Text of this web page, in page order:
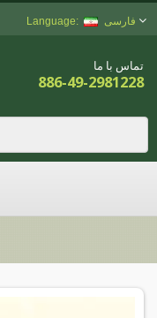
فارسی
تماس با ما
886-49-2981228